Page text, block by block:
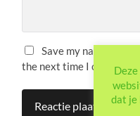
Save my name,
the next time I comment.
dat je